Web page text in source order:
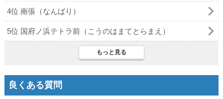
4位 南張（なんばり）
5位 国府ノ浜テトラ前（こうのはまてとらまえ）
もっと見る
良くある質問